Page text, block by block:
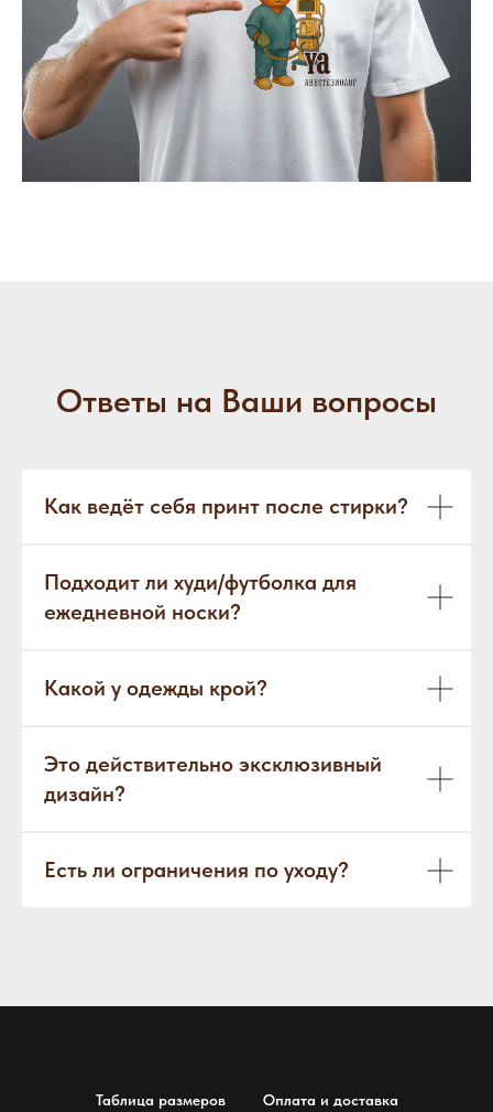
Ответы на Ваши вопросы
Как ведёт себя принт после стирки?
Подходит ли худи/футболка для
ежедневной носки?
Какой у одежды крой?
Это действительно эксклюзивный
дизайн?
Есть ли ограничения по уходу?
Таблица размеров Оплата и доставка